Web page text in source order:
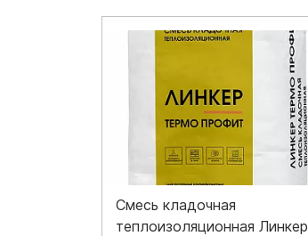
Смесь кладочная
теплоизоляционная Линкер